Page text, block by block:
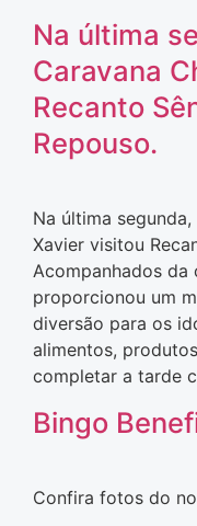
Na última
Caravana
Recanto
Repouso.
Na última
Xavier visitou
Acompanhados da
proporcionou um
diversão para os
alimentos,
completar a tarde
Bingo
Confira fotos do